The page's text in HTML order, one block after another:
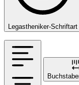
Legastheniker-Schriftart